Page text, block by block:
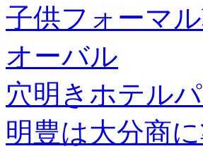
子供フォーマ
オーバル
穴明きホテル
明豊は大分商